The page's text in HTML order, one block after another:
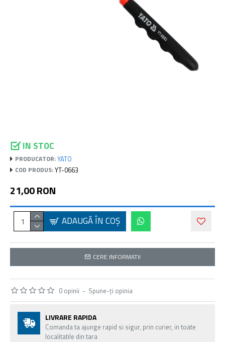
IN STOC
PRODUCATOR:YATO
COD PRODUS:YT-0663
0 opinii - Spune-ţi opinia
21,00 RON
ADAUGĂ ÎN COŞ
CERE INFORMATII
LIVRARE RAPIDA
Comanda ta ajunge rapid si sigur, prin curier, in toate
localitatile din tara